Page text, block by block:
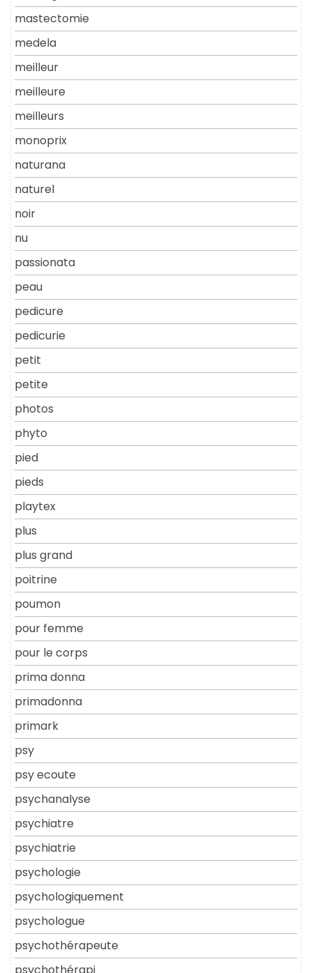
mastectomie
medela
meilleur
meilleure
meilleurs
monoprix
naturana
naturel
noir
nu
passionata
peau
pedicure
pedicurie
petit
petite
photos
phyto
pied
pieds
playtex
plus
plus grand
poitrine
poumon
pour femme
pour le corps
prima donna
primadonna
primark
psy
psy ecoute
psychanalyse
psychiatre
psychiatrie
psychologie
psychologiquement
psychologue
psychothérapeute
psychothérapi